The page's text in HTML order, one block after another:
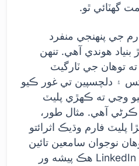
گھٽائي ٿو.
جي پنهنجي منفرد
هوندي آهي. تنهن
توهان جي ٽارگيٽ
۽ دلچسپين تي غور ڪيو
وڃي ته ڪهڙي پليٽ
آهي. مثال طور،
پليٽ فارم وڌيڪ اثرائتو
نوجوان سامعين تائين
پهچڻ چاهيو ٿا، جڏهن ته LinkedIn هڪ پيشه ور